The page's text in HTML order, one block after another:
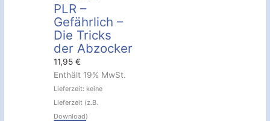
PLR –
Gefährlich –
Die Tricks
der Abzocker
11,95€
Enthält 19% MwSt.
Lieferzeit: keine
Lieferzeit (z.B.
Download)